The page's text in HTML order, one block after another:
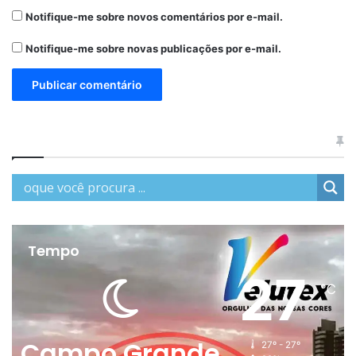
Notifique-me sobre novos comentários por e-mail.
Notifique-me sobre novas publicações por e-mail.
Tempo
27℃
27º - 27º